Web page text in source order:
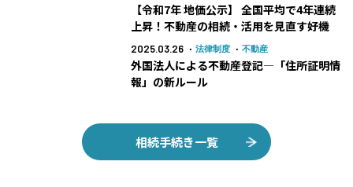
【令和7年 地価公示】 全国平均で4年連続
上昇！不動産の相続・活用を見直す好機
2025.03.26 法律制度 不動産
外国法人による不動産登記―「住所証明情
報」の新ルール
相続手続き一覧